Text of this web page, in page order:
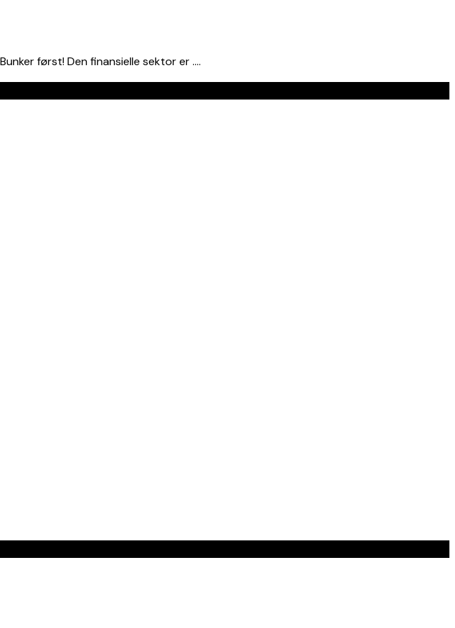
først! Den finansielle sektor er ….